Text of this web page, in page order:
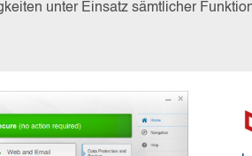
unter Einsatz sämtlicher